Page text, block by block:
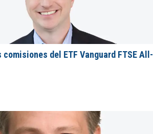
del ETF Vanguard FTSE All-